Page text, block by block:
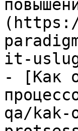
it-
- [Как
qa/